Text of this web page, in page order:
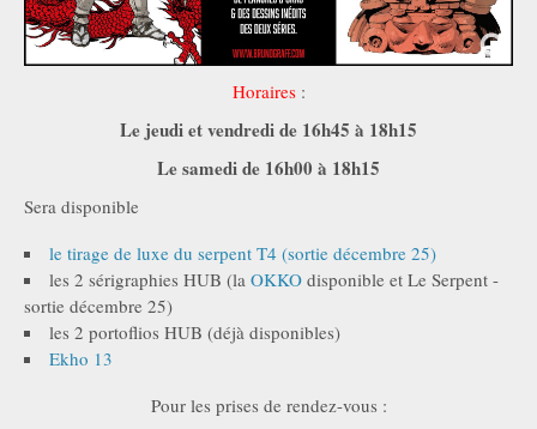
Horaires :
Le jeudi et vendredi de 16h45 à 18h15
Le samedi de 16h00 à 18h15
Sera disponible
le tirage de luxe du serpent T4 (sortie décembre 25)
les 2 sérigraphies HUB (la OKKO disponible et Le Serpent -
sortie décembre 25)
les 2 portoflios HUB (déjà disponibles)
Ekho 13
Pour les prises de rendez-vous :